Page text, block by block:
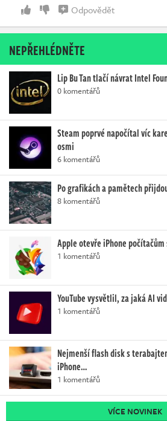
Odpovědět
NEPŘEHLÉDNĚTE
Lip Bu Tan tlačí návrat Intel
0 komentářů
Steam poprvé napočítal víc
osmi
6 komentářů
Po grafikách a pamětech
8 komentářů
Apple otevře iPhone
1 komentářů
YouTube vysvětlil, za jaká AI
1 komentářů
Nejmenší flash disk s
iPhone…
1 komentářů
VÍCE NOVINEK